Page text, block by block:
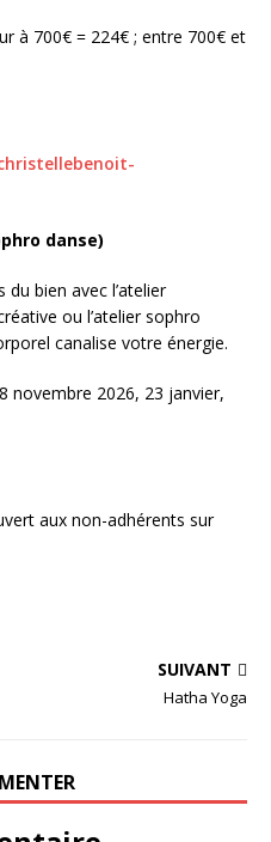
à 700€ = 224€ ; entre 700€ et
danse)
bien avec l’atelier
ou l’atelier sophro
canalise votre énergie.
novembre 2026, 23 janvier,
aux non-adhérents sur
SUIVANT
Hatha Yoga